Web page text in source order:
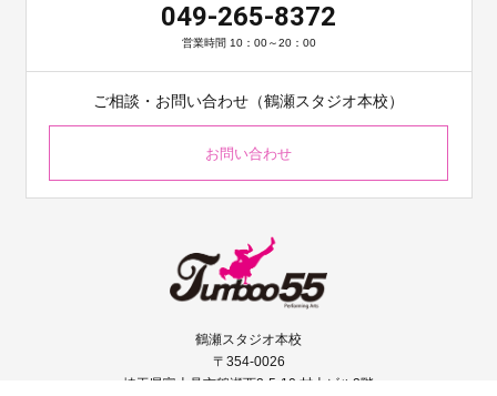
049-265-8372
営業時間 10：00～20：00
ご相談・お問い合わせ（鶴瀬スタジオ本校）
お問い合わせ
鶴瀬スタジオ本校
〒354-0026
埼玉県富士見市鶴瀬西2-5-10 村上ビル2階